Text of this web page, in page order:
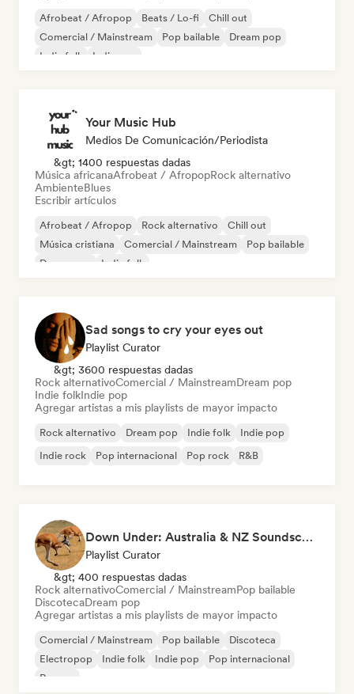
Afrobeat / Afropop Beats / Lo-fi
Chill out
Comercial / Mainstream
Pop bailable
Dream pop
Indie folk
Indie pop
Your Music Hub
Medios De Comunicación/Periodista
&gt; 1400 respuestas dadas
Música africanaAfrobeat / AfropopRock alternativo
AmbienteBlues
Escribir artículos
Afrobeat / Afropop Rock alternativo
Chill out
Música cristiana
Comercial / Mainstream
Pop bailable
Dream pop
Indie folk
Sad songs to cry your eyes out
Playlist Curator
&gt; 3600 respuestas dadas
Rock alternativoComercial / MainstreamDream pop
Indie folkIndie pop
Agregar artistas a mis playlists de mayor impacto
Rock alternativo Dream pop Indie folk
Indie pop
Indie rock
Pop internacional Pop rock R&B
Down Under: Australia & NZ Soundscape
Playlist Curator
&gt; 400 respuestas dadas
Rock alternativoComercial / MainstreamPop bailable
DiscotecaDream pop
Agregar artistas a mis playlists de mayor impacto
Comercial / Mainstream Pop bailable
Discoteca
Electropop
Indie folk Indie pop
Pop internacional
Reggae